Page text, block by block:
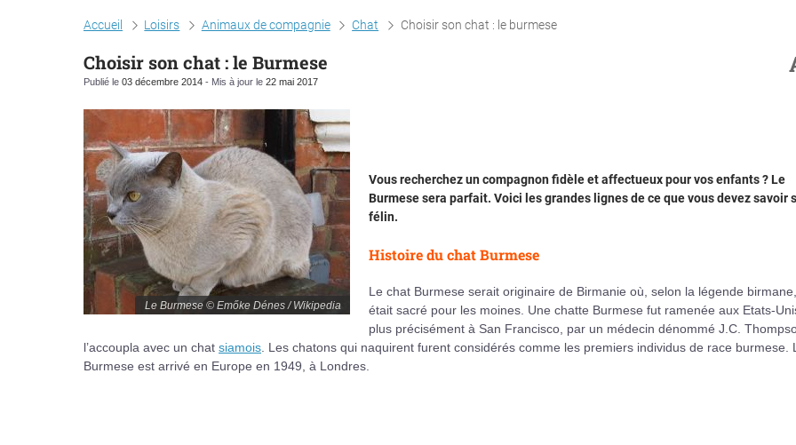
Accueil Loisirs Animaux de compagnie Chat Choisir son chat : le burmese
Choisir son chat : le Burmese
Publié le 03 décembre 2014 - Mis à jour le 22 mai 2017
Le Burmese © Emőke Dénes / Wikipedia
Vous recherchez un compagnon fidèle et affectueux pour vos enfants ? Le
Burmese sera parfait. Voici les grandes lignes de ce que vous devez savoir
félin.
Histoire du chat Burmese
Le chat Burmese serait originaire de Birmanie où, selon la légende
était sacré pour les moines. Une chatte Burmese fut ramenée aux Etats-
plus précisément à San Francisco, par un médecin dénommé J.C.
l’accoupla avec un chat siamois . Les chatons qui naquirent furent considérés comme les premiers individus de race burmese.
Burmese est arrivé en Europe en 1949, à Londres.